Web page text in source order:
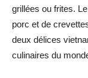
grillées ou frites.
porc et de
deux délices
culinaires du